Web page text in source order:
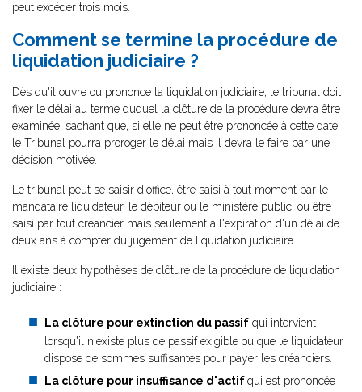
peut excéder trois mois.
Comment se termine la procédure de
liquidation judiciaire ?
Dès qu'il ouvre ou prononce la liquidation judiciaire, le tribunal doit
fixer le délai au terme duquel la clôture de la procédure devra être
examinée, sachant que, si elle ne peut être prononcée à cette date,
le Tribunal pourra proroger le délai mais il devra le faire par une
décision motivée.
Le tribunal peut se saisir d'office, être saisi à tout moment par le
mandataire liquidateur, le débiteur ou le ministère public, ou être
saisi par tout créancier mais seulement à l'expiration d'un délai de
deux ans à compter du jugement de liquidation judiciaire.
Il existe deux hypothèses de clôture de la procédure de liquidation
judiciaire :
La clôture pour extinction du passif qui intervient
lorsqu'il n'existe plus de passif exigible ou que le liquidateur
dispose de sommes suffisantes pour payer les créanciers.
La clôture pour insuffisance d'actifqui est prononcée